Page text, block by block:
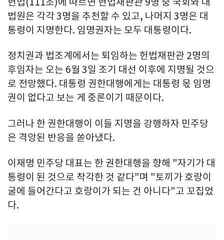
법원은 각각 3명을 추천할 수 있고, 나머지 3명은 대
통령이 지명한다. 임명권자는 모두 대통령이다.
정치권과 법조계에서는 퇴임하는 헌법재판관 2명의
후임자는 오는 6월 3일 조기 대선 이후에 지명될 것으
로 전망했다. 대통령 권한대행에게는 대통령 몫 임명
권이 없다고 보는 게 중론이기 때문이다.
그러나 한 권한대행이 이들 지명을 강행하자 민주당
은 격앙된 반응을 쏟아냈다.
이재명 민주당 대표는 한 권한대행을 향해 "자기가 대
통령이 된 것으로 착각한 것 같다"며 "토끼가 호랑이
굴에 들어간다고 호랑이가 되는 건 아니다"고 꼬집었
다.